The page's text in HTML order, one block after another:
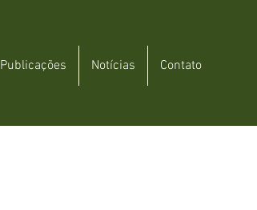
Publicações Notícias Contato